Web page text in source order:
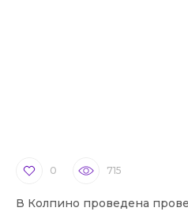
0 715
В Колпино проведена